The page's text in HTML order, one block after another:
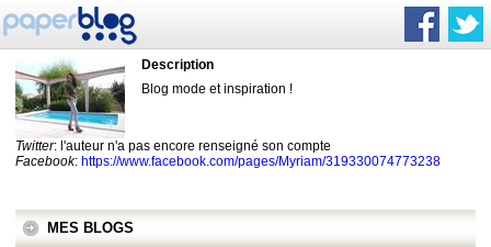
Description
Blog mode et inspiration !
Twitter: l'auteur n'a pas encore renseigné son compte
Facebook: https://www.facebook.com/pages/Myriam/319330074773238
MES BLOGS